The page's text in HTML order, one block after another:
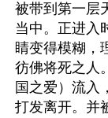
被带到第一层
当中。正进入
睛变得模糊，
彷佛将死之人
国之爱）流入
打发离开。并